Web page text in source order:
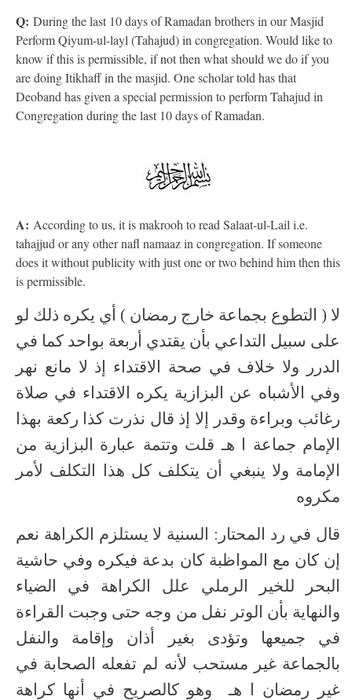
Q: During the last 10 days of Ramadan brothers in our Masjid
Perform Qiyum-ul-layl (Tahajud) in congregation. Would like to
know if this is permissible, if not then what should we do if you
are doing Itikhaff in the masjid. One scholar told has that
Deoband has given a special permission to perform Tahajud in
Congregation during the last 10 days of Ramadan.
A: According to us, it is makrooh to read Salaat-ul-Lail i.e.
tahajjud or any other nafl namaaz in congregation. If someone
does it without publicity with just one or two behind him then this
is permissible.
لا ( التطوع بجماعة خارج رمضان ) أي يكره ذلك لو
على سبيل التداعي بأن يقتدي أربعة بواحد كما في
الدرر ولا خلاف في صحة الاقتداء إذ لا مانع نهر
وفي الأشباه عن البزازية يكره الاقتداء في صلاة
رغائب وبراءة وقدر إلا إذ قال نذرت كذا ركعة بهذا
الإمام جماعة ا هـ قلت وتتمة عبارة البزازية من
الإمامة ولا ينبغي أن يتكلف كل هذا التكلف لأمر
مكروه
قال في رد المحتار: السنية لا يستلزم الكراهة نعم
إن كان مع المواظبة كان بدعة فيكره وفي حاشية
البحر للخير الرملي علل الكراهة في الضياء
والنهاية بأن الوتر نفل من وجه حتى وجبت القراءة
في جميعها وتؤدى بغير أذان وإقامة والنفل
بالجماعة غير مستحب لأنه لم تفعله الصحابة في
غير رمضان ا هـ وهو كالصريح في أنها كراهة